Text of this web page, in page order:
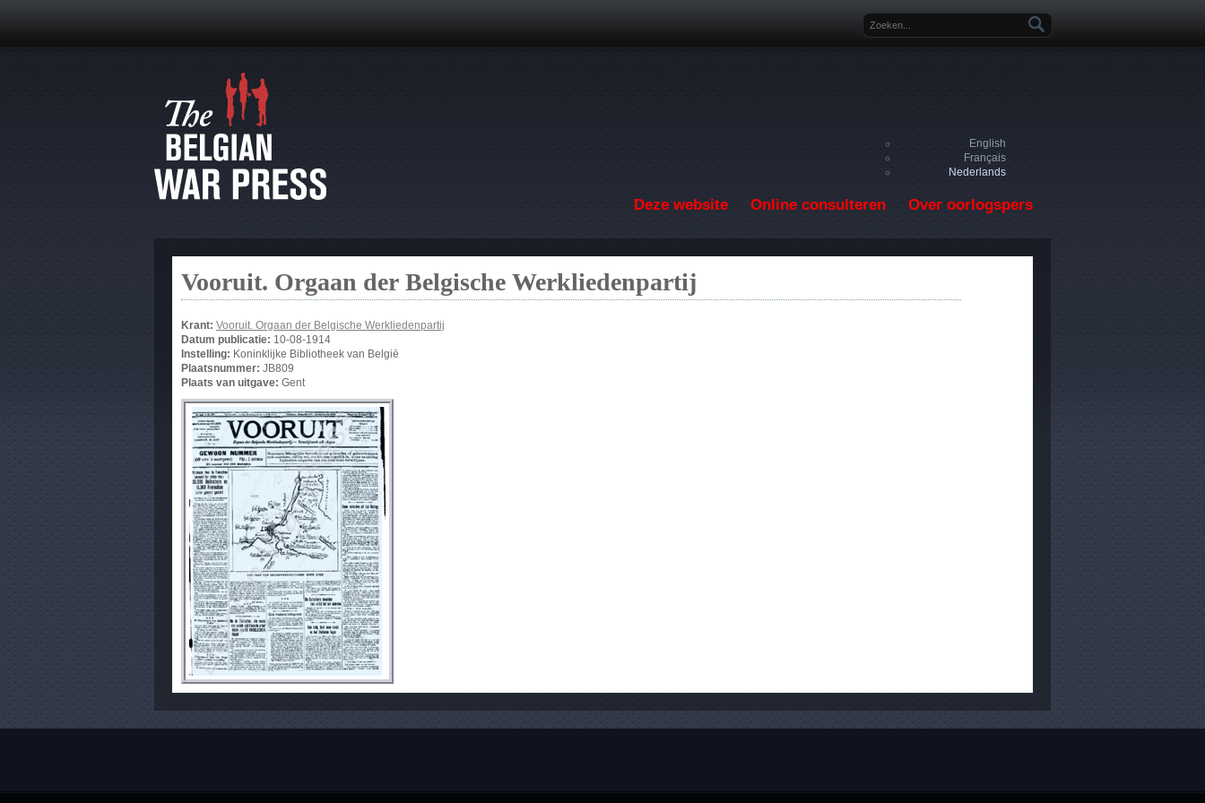
Zoekveld
English
Français
Nederlands
Deze website Online consulteren Over oorlogspers
Vooruit. Orgaan der Belgische Werkliedenpartij
Krant: Vooruit. Orgaan der Belgische Werkliedenpartij
Datum publicatie: 10-08-1914
Instelling: Koninklijke Bibliotheek van België
Plaatsnummer: JB809
Plaats van uitgave: Gent